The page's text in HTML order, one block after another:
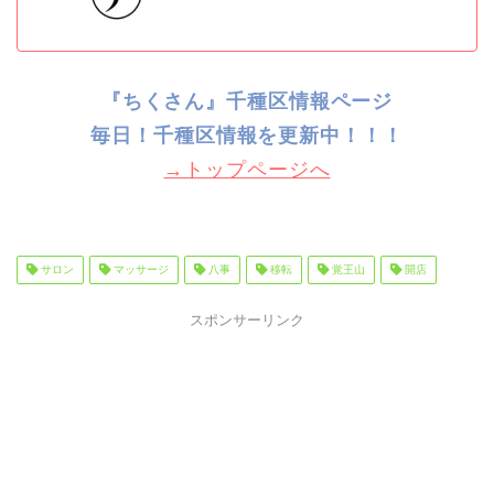
『ちくさん』千種区情報ページ
毎日！千種 区情報を更新中！！！
→トップページへ
サロン マッサージ 八事 移転 覚王山 開店
スポンサーリンク